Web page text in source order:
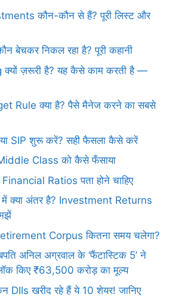
कौन-कौन से हैं? पूरी लिस्ट और
बेचकर निकल रहा है? पूरी कहानी
ज़रूरी है? यह कैसे काम करती है —
Rule क्या है? पैसे मैनेज करने का सबसे
SIP शुरू करें? सही फैसला कैसे करें
Class को कैसे फँसाया
Ratios पता होने चाहिए
क्या अंतर है? Investment Returns
Corpus कितना समय चलेगा?
अनिल अग्रवाल के ‘फैंटास्टिक 5’ ने
किए ₹63,500 करोड़ का मूल्य
DIIs खरीद रहे हैं ये 10 शेयर! जानिए